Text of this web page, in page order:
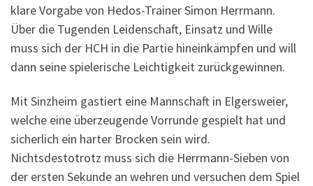
klare Vorgabe von Hedos-Trainer Simon Herrmann.
Über die Tugenden Leidenschaft, Einsatz und Wille
muss sich der HCH in die Partie hineinkämpfen und will
dann seine spielerische Leichtigkeit zurückgewinnen.
Mit Sinzheim gastiert eine Mannschaft in Elgersweier,
welche eine überzeugende Vorrunde gespielt hat und
sicherlich ein harter Brocken sein wird.
Nichtsdestotrotz muss sich die Herrmann-Sieben von
der ersten Sekunde an wehren und versuchen dem Spiel